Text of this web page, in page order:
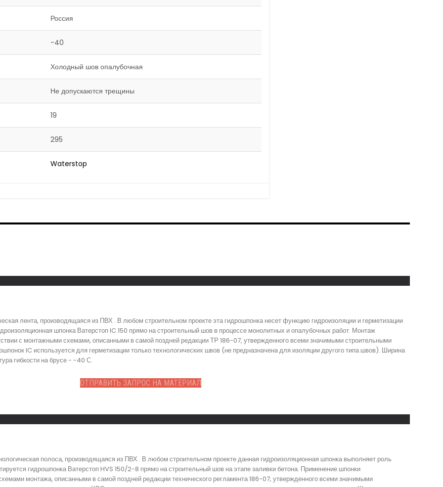
Россия
-40
Холодный шов опалубочная
Не допускаются трещины
19
295
Waterstop
лента, производящаяся из ПВХ . В любом строительном проекте эта гидрошпонка несет функцию гидроизоляции и герметизации
шпонка Ватерстоп IC 150 прямо на строительный шов в процессе монолитных и опалубочных работ. Монтаж
с монтажными схемами, описанными в самой поздней редакции ТР 186-07, утвержденного всеми значимыми строительными
IC используется для герметизации только технологических швов (не предназначена для изоляции другого типа швов). Ширина
гибкости на брусе - -40 С.
ОТПРАВИТЬ ЗАПРОС НА МАТЕРИАЛ
полоса, производящаяся из ПВХ . В любом строительном проекте данная гидроизоляционная шпонка выполняет роль
гидрошпонка Ватерстоп HVS 150/2-8 прямо на строительный шов на этапе заливки бетона. Применение шпонки
монтажа, описанными в самой поздней редакции технического регламента 186-07, утвержденного всеми значимыми